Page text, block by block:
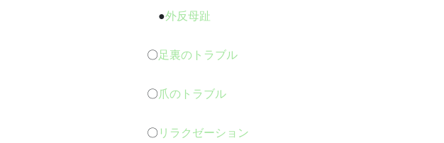
●外反母趾
〇足裏のトラブル
〇爪のトラブル
〇 リラクゼーション